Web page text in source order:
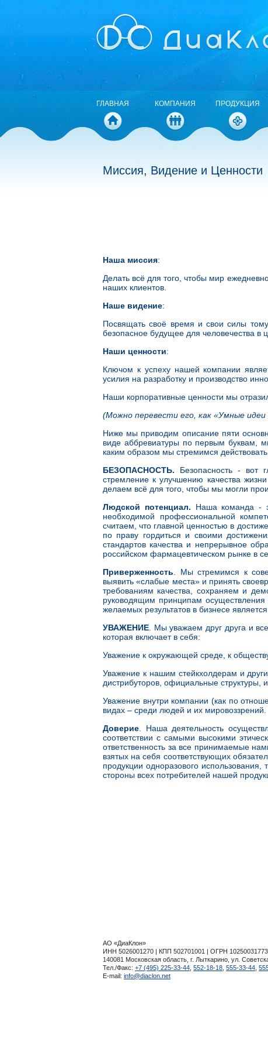
ГЛАВНАЯ КОМПАНИЯ ПРОДУКЦИЯ
Миссия, Видение и Ценности
Наша миссия:
Делать всё для того, чтобы мир
наших клиентов.
Наше видение:
Посвящать своё время и свои силы
безопасное будущее для человечества в
Наши ценности:
Ключом к успеху нашей компании
усилия на разработку и производство
Наши корпоративные ценности мы
(Можно перевести его, как «Умные
Ниже мы приводим описание пяти
виде аббревиатуры по первым буквам,
каким образом мы стремимся
БЕЗОПАСНОСТЬ. Безопасность - вот
стремление к улучшению качества
делаем всё для того, чтобы мы могли
Людской потенциал. Наша команда -
необходимой профессиональной
считаем, что главной ценностью в
по праву гордиться и своими
стандартов качества и непрерывное
российском фармацевтическом рынке в
Приверженность . Мы стремимся к
выявить «слабые места» и принять
требованиям качества, сохраняем и
руководящим принципам
желаемых результатов в бизнесе
УВАЖЕНИЕ . Мы уважаем друг друга и
которая включает в себя:
Уважение к окружающей среде, к
Уважение к нашим стейкхолдерам и
дистрибуторов, официальные структуры,
Уважение внутри компании (как по
видах – среди людей и их мировоззрений.
Доверие . Наша деятельность
соответствии с самыми высокими
ответственность за все принимаемые
взятых на себя соответствующих
продукции одноразового
стороны всех потребителей нашей
АО «ДиаКлон»
ИНН 5026001270 | КПП 502701001 | ОГРН
140081 Московская область, г. Лыткарино, ул.
Тел./Факс: +7 (495) 225-33-44 552-18-18 555-33-44
E-mail: info@diaclon.net